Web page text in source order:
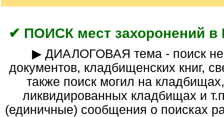
✔ ПОИСК мест захоронений
▶ ДИАЛОГОВАЯ тема - поиск необходимых
документов, кладбищенских книг,
также поиск могил на
ликвидированных кладбищах и
(единичные) сообщения о поисках